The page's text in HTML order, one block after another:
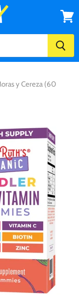
carrito
y Cereza (60